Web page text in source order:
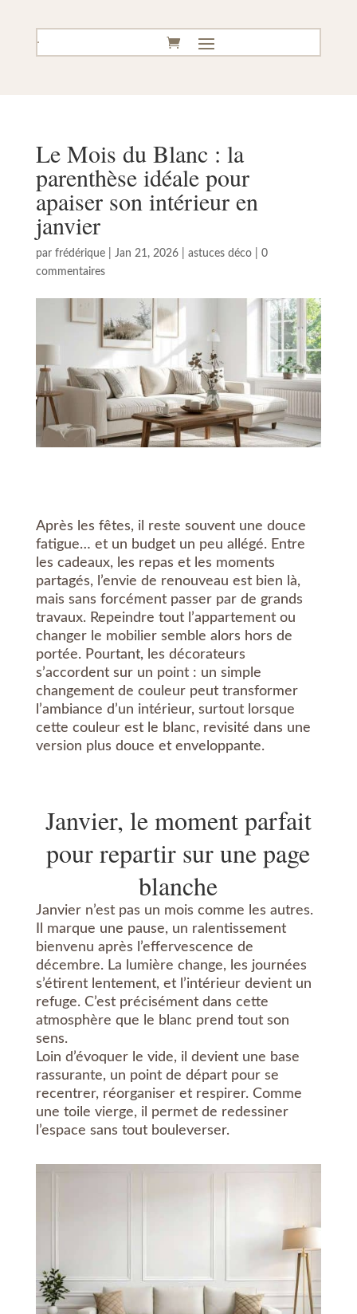
Le Mois du Blanc : la
parenthèse idéale pour
apaiser son intérieur en
janvier
par frédérique| Jan 21, 2026| astuces déco| 0
commentaires
Après les fêtes, il reste souvent une douce
fatigue… et un budget un peu allégé. Entre
les cadeaux, les repas et les moments
partagés, l’envie de renouveau est bien là,
mais sans forcément passer par de grands
travaux. Repeindre tout l’appartement ou
changer le mobilier semble alors hors de
portée. Pourtant, les décorateurs
s’accordent sur un point : un simple
changement de couleur peut transformer
l’ambiance d’un intérieur, surtout lorsque
cette couleur est le blanc, revisité dans une
version plus douce et enveloppante.
Janvier, le moment parfait
pour repartir sur une page
blanche
Janvier n’est pas un mois comme les autres.
Il marque une pause, un ralentissement
bienvenu après l’effervescence de
décembre. La lumière change, les journées
s’étirent lentement, et l’intérieur devient un
refuge. C’est précisément dans cette
atmosphère que le blanc prend tout son
sens.
Loin d’évoquer le vide, il devient une base
rassurante, un point de départ pour se
recentrer, réorganiser et respirer. Comme
une toile vierge, il permet de redessiner
l’espace sans tout bouleverser.